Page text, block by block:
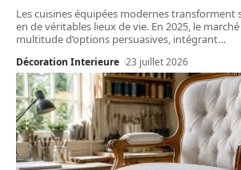
Les cuisines équipées modernes transforment
en de véritables lieux de vie. En 2025, le
multitude d’options persuasives, intégrant…
Décoration Interieure 23 juillet 2026